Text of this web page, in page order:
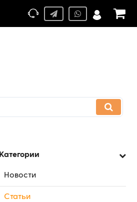
Категории
Новости
Статьи